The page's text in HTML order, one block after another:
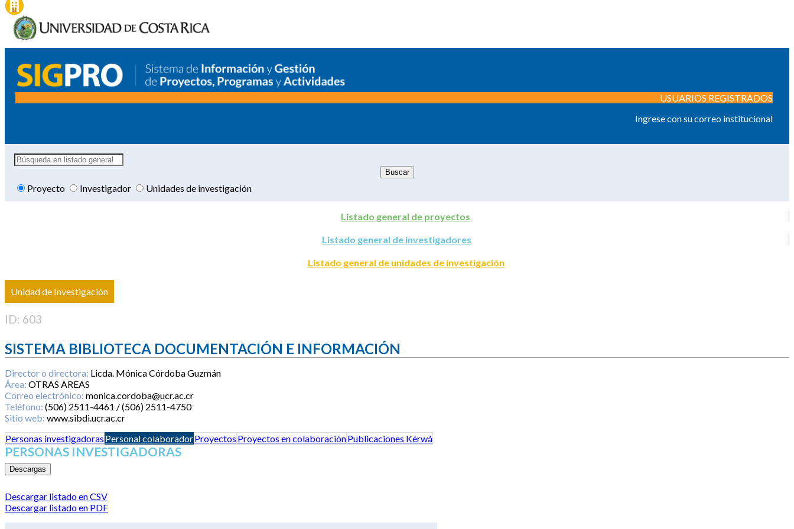
USUARIOS REGISTRADOS
Ingrese con su correo institucional
Proyecto Investigador Unidades de investigación
Listado general de proyectos
Listado general de investigadores
Listado general de unidades de investigación
Unidad de Investigación
ID: 603
SISTEMA BIBLIOTECA DOCUMENTACIÓN E INFORMACIÓN
Director o directora: Licda. Mónica Córdoba Guzmán
Área: OTRAS AREAS
Correo electrónico: monica.cordoba@ucr.ac.cr
Teléfono: (506) 2511-4461 / (506) 2511-4750
Sitio web: www.sibdi.ucr.ac.cr
Personas investigadoras Personal colaboradorProyectos Proyectos en colaboraciónPublicaciones Kérwá
PERSONAS INVESTIGADORAS
Descargas
Descargar listado en CSV
Descargar listado en PDF